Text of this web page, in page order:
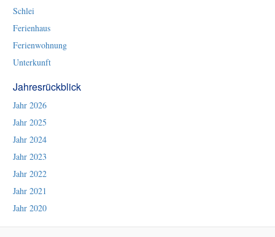
Schlei
Ferienhaus
Ferienwohnung
Unterkunft
Jahresrückblick
Jahr 2026
Jahr 2025
Jahr 2024
Jahr 2023
Jahr 2022
Jahr 2021
Jahr 2020